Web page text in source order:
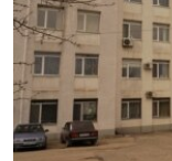
СПЕЦПРОЕКТИ
ДЕПОРТАЦІЯ
ВІДЕОУРОКИ
СВІДЧЕННЯ
ЯК ОБІЙТИ
Русский
Qırımtatar